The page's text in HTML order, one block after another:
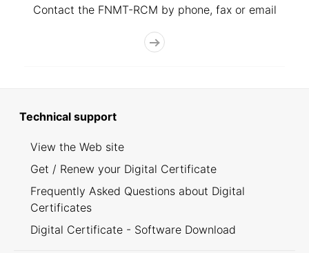
Contact the FNMT-RCM by phone, fax or email
Technical support
View the Web site
Get / Renew your Digital Certificate
Frequently Asked Questions about Digital
Certificates
Digital Certificate - Software Download